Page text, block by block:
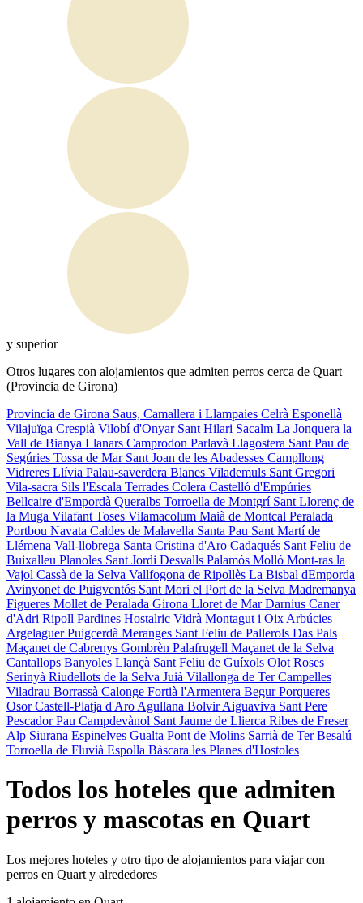
y superior
Otros lugares con alojamientos que admiten perros cerca de Quart
(Provincia de Girona)
Provincia de Girona Saus, Camallera i Llampaies Celrà Esponellà
Vilajuïga Crespià Vilobí d'Onyar Sant Hilari Sacalm La Jonquera la
Vall de Bianya Llanars Camprodon Parlavà Llagostera Sant Pau de
Segúries Tossa de Mar Sant Joan de les Abadesses Campllong
Vidreres Llívia Palau-saverdera Blanes Vilademuls Sant Gregori
Vila-sacra Sils l'Escala Terrades Colera Castelló d'Empúries
Bellcaire d'Empordà Queralbs Torroella de Montgrí Sant Llorenç de
la Muga Vilafant Toses Vilamacolum Maià de Montcal Peralada
Portbou Navata Caldes de Malavella Santa Pau Sant Martí de
Llémena Vall-llobrega Santa Cristina d'Aro Cadaqués Sant Feliu de
Buixalleu Planoles Sant Jordi Desvalls Palamós Molló Mont-ras la
Vajol Cassà de la Selva Vallfogona de Ripollès La Bisbal dEmporda
Avinyonet de Puigventós Sant Mori el Port de la Selva Madremanya
Figueres Mollet de Peralada Girona Lloret de MarDarnius Caner
d'Adri Ripoll Pardines Hostalric Vidrà Montagut i Oix Arbúcies
ArgelaguerPuigcerdà Meranges Sant Feliu de Pallerols Das Pals
Maçanet de Cabrenys Gombrèn Palafrugell Maçanet de la Selva
Cantallops Banyoles Llançà Sant Feliu de Guíxols Olot Roses
Serinyà Riudellots de la Selva Juià Vilallonga de TerCampelles
Viladrau Borrassà Calonge Fortià l'Armentera BegurPorqueres
OsorCastell-Platja d'Aro Agullana BolvirAiguaviva Sant Pere
PescadorPau Campdevànol Sant Jaume de Llierca Ribes de Freser
Alp Siurana Espinelves Gualta Pont de Molins Sarrià de TerBesalú
Torroella de Fluvià Espolla Bàscara les Planes d'Hostoles
Todos los hoteles que admiten
perros y mascotas en Quart
Los mejores hoteles y otro tipo de alojamientos para viajar con
perros en Quart y alrededores